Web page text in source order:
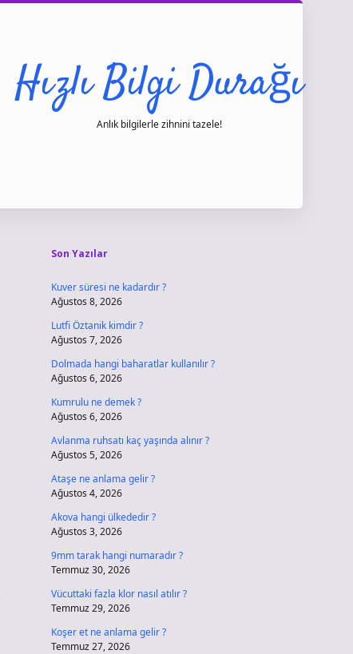
Hızlı Bilgi Durağı
Anlık bilgilerle zihnini tazele!
Son Yazılar
Kuver süresi ne kadardır ?
Ağustos 8, 2026
Lutfi Öztanik kimdir ?
Ağustos 7, 2026
Dolmada hangi baharatlar kullanılır ?
Ağustos 6, 2026
Kumrulu ne demek ?
Ağustos 6, 2026
Avlanma ruhsatı kaç yaşında alınır ?
Ağustos 5, 2026
Ataşe ne anlama gelir ?
Ağustos 4, 2026
Akova hangi ülkededir ?
Ağustos 3, 2026
9mm tarak hangi numaradır ?
Temmuz 30, 2026
Vücuttaki fazla klor nasıl atılır ?
Temmuz 29, 2026
Koşer et ne anlama gelir ?
Temmuz 27, 2026